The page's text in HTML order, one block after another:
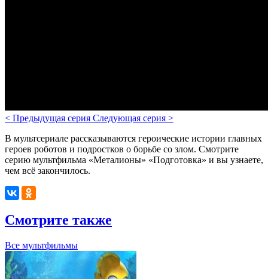
< Предыдущая серия Следующая серия >
В мультсериале рассказываются героические истории главных
героев роботов и подростков о борьбе со злом. Смотрите
серию мультфильма «Металионы» «Подготовка» и вы узнаете,
чем всё закончилось.
Смотрите также
Все мультфильмы